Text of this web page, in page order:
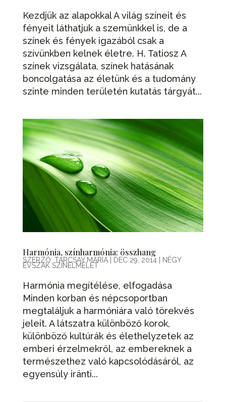
Kezdjük az alapokkal A világ színeit és
fényeit láthatjuk a szemünkkel is, de a
színek és fények igazából csak a
szívünkben kelnek életre. H. Tatiosz A
színek vizsgálata, színek hatásának
boncolgatása az életünk és a tudomány
szinte minden területén kutatás tárgyát...
Harmónia, színharmónia: összhang
SZERZŐ: TARCSAY MÁRIA| DEC 29, 2014| NÉGY
ÉVSZAK SZÍNELMÉLET
Harmónia megítélése, elfogadása
Minden korban és népcsoportban
megtaláljuk a harmóniára való törekvés
jeleit. A látszatra különböző korok,
különböző kultúrák és élethelyzetek az
emberi érzelmekről, az embereknek a
természethez való kapcsolódásáról, az
egyensúly iránti...